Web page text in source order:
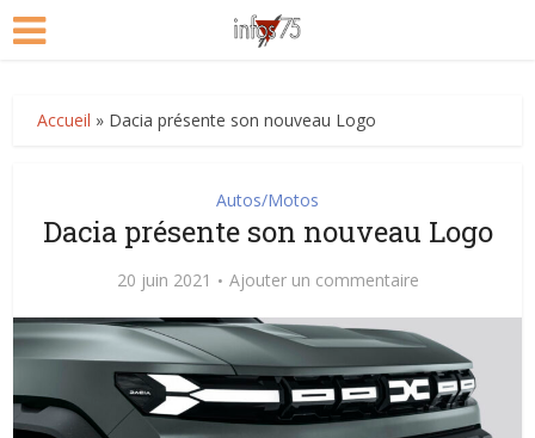
Accueil » Dacia présente son nouveau Logo
Autos/Motos
Dacia présente son nouveau Logo
20 juin 2021 Ajouter un commentaire